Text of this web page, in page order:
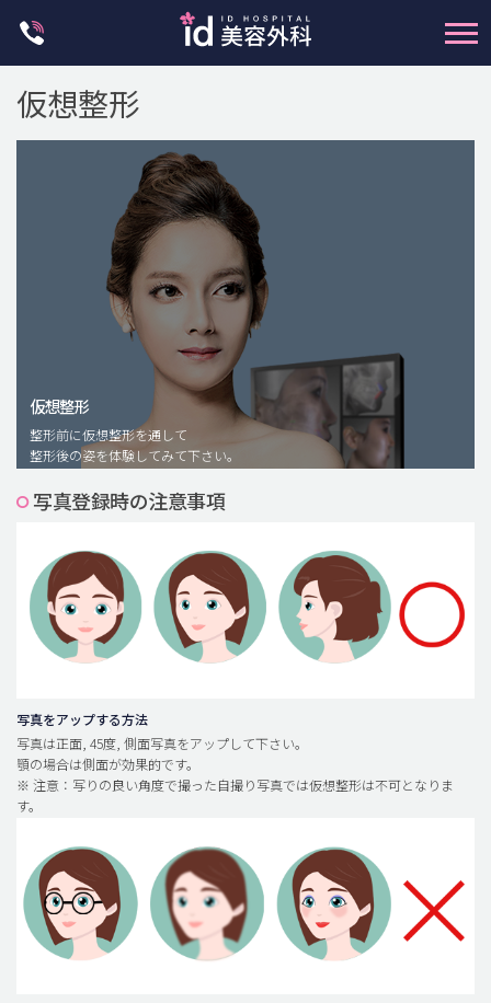
脂肪注入(アンチエイジング)
豊胸手術・バストアップ
プチ整形
メンズ整形
idリアルストーリー
idニュース
安全整形
料金一覧
ご相談のお問い合わせ
仮想整形
仮想整形
整形前に仮想整形を通して
整形後の姿を体験してみて下さい。
写真登録時の注意事項
写真をアップする方法
写真は正面, 45度, 側面写真をアップして下さい。
顎の場合は側面が効果的です。
※ 注意：写りの良い角度で撮った自撮り写真では仮想整形は不可となりま
す。